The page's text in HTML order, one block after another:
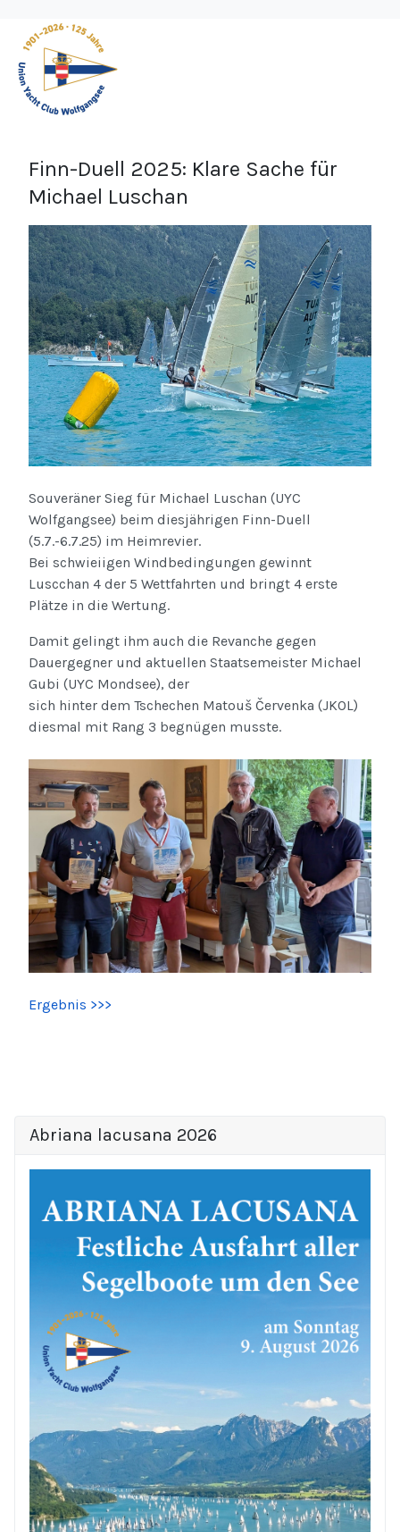
Finn-Duell 2025: Klare Sache für
Michael Luschan
Souveräner Sieg für Michael Luschan (UYC
Wolfgangsee) beim diesjährigen Finn-Duell
(5.7.-6.7.25) im Heimrevier.
Bei schwieiigen Windbedingungen gewinnt
Luscchan 4 der 5 Wettfahrten und bringt 4 erste
Plätze in die Wertung.
Damit gelingt ihm auch die Revanche gegen
Dauergegner und aktuellen Staatsemeister Michael
Gubi (UYC Mondsee), der
sich hinter dem Tschechen Matouš Červenka (JKOL)
diesmal mit Rang 3 begnügen musste.
Ergebnis >>>
Abriana lacusana 2026